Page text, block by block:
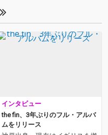
インタビュー
the fin、3年ぶりのフル・アルバ
ムをリリース